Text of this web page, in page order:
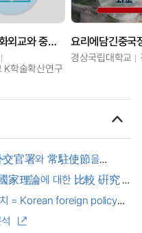
한국의 문화외교와 중국 속의 한류
K학술확산연구
경상국립대학교
官署와 常駐使節을
modern diplomatic
diplomatic framework and
permanent envoy mission in the 19 century
家理論에 대한 比較 硏究
= Korean foreign policy
role of bureaucratic